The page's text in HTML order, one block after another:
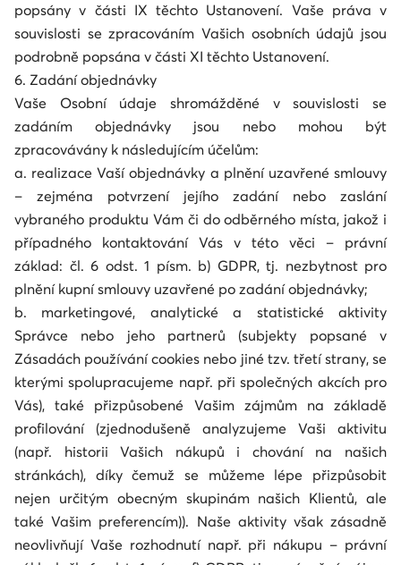
popsány v části IX těchto Ustanovení. Vaše práva v
souvislosti se zpracováním Vašich osobních údajů jsou
podrobně popsána v části XI těchto Ustanovení.
6. Zadání objednávky
Vaše Osobní údaje shromážděné v souvislosti se
zadáním objednávky jsou nebo mohou být
zpracovávány k následujícím účelům:
a. realizace Vaší objednávky a plnění uzavřené smlouvy
– zejména potvrzení jejího zadání nebo zaslání
vybraného produktu Vám či do odběrného místa, jakož i
případného kontaktování Vás v této věci – právní
základ: čl. 6 odst. 1 písm. b) GDPR, tj. nezbytnost pro
plnění kupní smlouvy uzavřené po zadání objednávky;
b. marketingové, analytické a statistické aktivity
Správce nebo jeho partnerů (subjekty popsané v
Zásadách používání cookies nebo jiné tzv. třetí strany, se
kterými spolupracujeme např. při společných akcích pro
Vás), také přizpůsobené Vašim zájmům na základě
profilování (zjednodušeně analyzujeme Vaši aktivitu
(např. historii Vašich nákupů i chování na našich
stránkách), díky čemuž se můžeme lépe přizpůsobit
nejen určitým obecným skupinám našich Klientů, ale
také Vašim preferencím)). Naše aktivity však zásadně
neovlivňují Vaše rozhodnutí např. při nákupu – právní